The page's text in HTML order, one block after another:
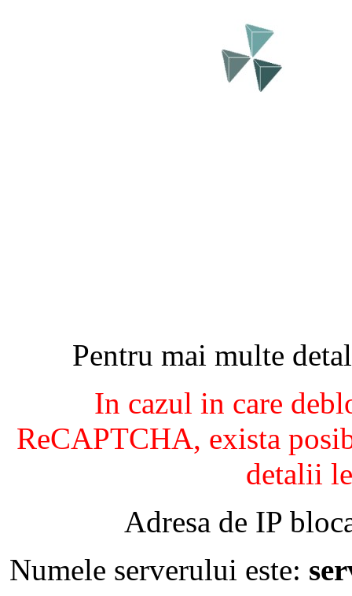
Pentru mai multe
In cazul in care
ReCAPTCHA, exista
detalii
Adresa de IP
Numele serverului este: